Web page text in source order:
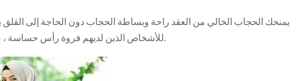
يمنحك الحجاب الخالي من العقد راحة وبساطة الحجاب دون الحاجة إلى القلق
للأشخاص الذين لديهم فروة رأس حساسة ، حيث إن عدم وجود عقدة يعني أنه لن يؤذي رأسك.